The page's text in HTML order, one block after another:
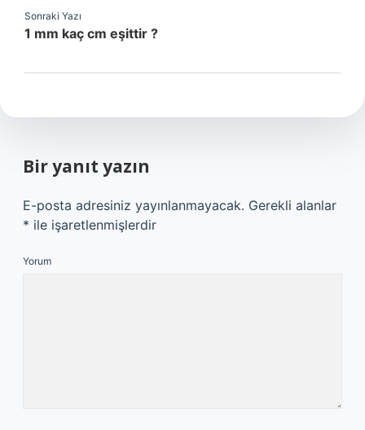
Sonraki Yazı
1 mm kaç cm eşittir ?
Bir yanıt yazın
E-posta adresiniz yayınlanmayacak. Gerekli alanlar
* ile işaretlenmişlerdir
Yorum